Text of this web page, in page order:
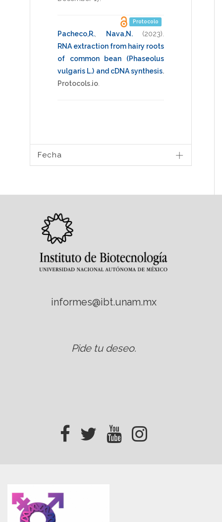
Protocolo
Pacheco,R. Nava,N. (2023)
RNA extraction from hairy roots
of common bean (Phaseolus
vulgaris L.) and cDNA synthesis.
Protocols.io
Fecha
informes@ibt.unam.mx
Pide tu deseo.